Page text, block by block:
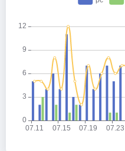
o